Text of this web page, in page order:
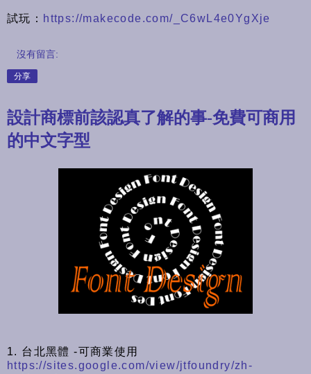
試玩： https://makecode.com/_C6wL4e0YgXje
沒有留言:
分享
設計商標前該認真了解的事-免費可商用
的中文字型
1. 台北黑體 -可商業使用
https://sites.google.com/view/jtfoundry/zh-